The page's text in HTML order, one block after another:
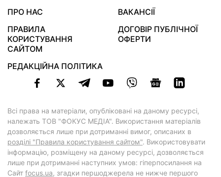
ПРО НАС
ВАКАНСІЇ
ПРАВИЛА
КОРИСТУВАННЯ
САЙТОМ
ДОГОВІР ПУБЛІЧНОЇ
ОФЕРТИ
РЕДАКЦІЙНА ПОЛІТИКА
Всі права на матеріали, опубліковані на даному ресурсі,
належать ТОВ "ФОКУС МЕДІА". Використання матеріалів
дозволяється лише при дотриманні вимог, описаних в
розділі "Правила користування сайтом". Використовувати
інформацію, розміщену на даному ресурсі, дозволяється
лише при дотриманні наступних умов: гіперпосилання на
Cайт focus.ua, згадки першоджерела не нижче першого